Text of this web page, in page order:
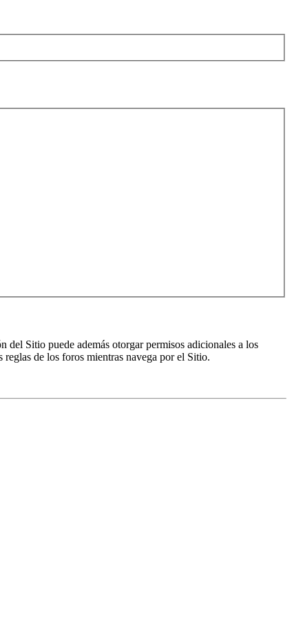
del Sitio puede además otorgar permisos adicionales a los
de los foros mientras navega por el Sitio.